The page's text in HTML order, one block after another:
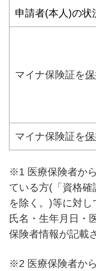
申請者(本人)の状
マイナ保険証を
マイナ保険証を
※1 医療保険者か
ている方(「資格
を除く。)等に対し
氏名・生年月日・
保険者情報が記載
※2 医療保険者か